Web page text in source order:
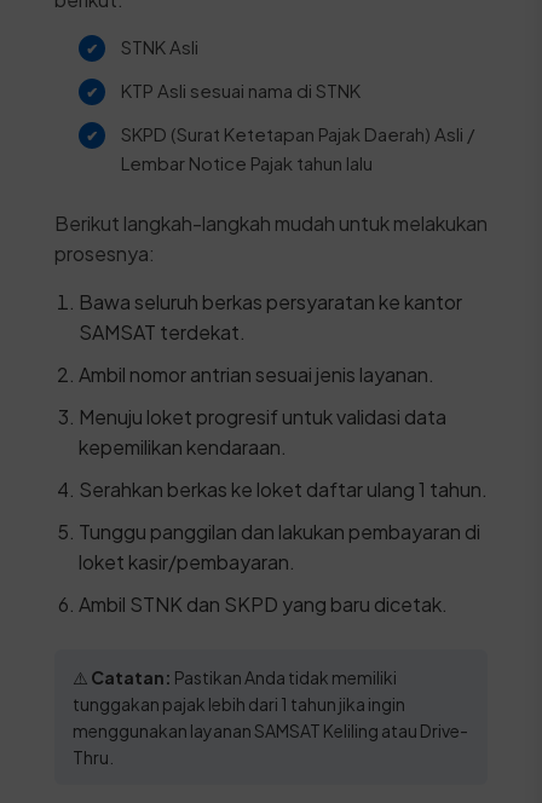
STNK Asli
KTP Asli sesuai nama di STNK
SKPD (Surat Ketetapan Pajak Daerah) Asli /
Lembar Notice Pajak tahun lalu
Berikut langkah-langkah mudah untuk melakukan
prosesnya:
Bawa seluruh berkas persyaratan ke kantor
SAMSAT terdekat.
Ambil nomor antrian sesuai jenis layanan.
Menuju loket progresif untuk validasi data
kepemilikan kendaraan.
Serahkan berkas ke loket daftar ulang 1 tahun.
Tunggu panggilan dan lakukan pembayaran di
loket kasir/pembayaran.
Ambil STNK dan SKPD yang baru dicetak.
⚠️ Catatan: Pastikan Anda tidak memiliki
tunggakan pajak lebih dari 1 tahun jika ingin
menggunakan layanan SAMSAT Keliling atau Drive-
Thru.